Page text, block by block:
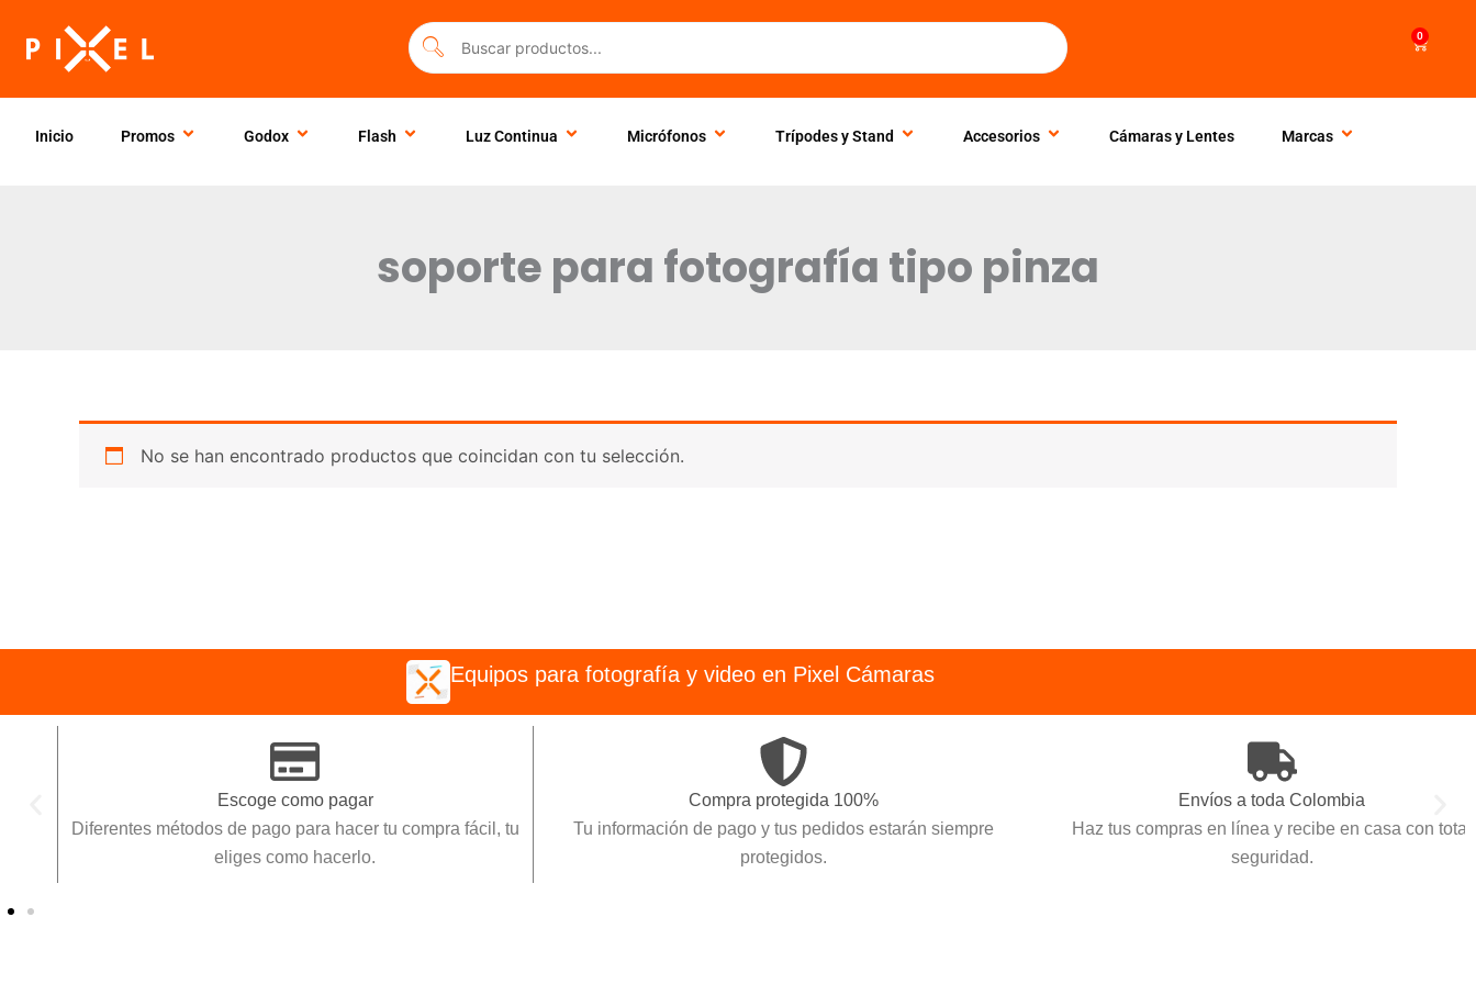
contenido
0
Cart
Inicio Promos Godox Flash Luz Continua Micrófonos Trípodes y Stand Accesorios Cámaras y Lentes Marcas
soporte para fotografía tipo pinza
No se han encontrado productos que coincidan con tu selección.
Equipos para fotografía y video en Pixel Cámaras
Escoge como pagar
Diferentes métodos de pago para hacer tu compra fácil, tu
eliges como hacerlo.
Compra protegida 100%
Tu información de pago y tus pedidos estarán siempre
protegidos.
Envíos a toda Colombia
Haz tus compras en línea y recibe en casa con total
seguridad.